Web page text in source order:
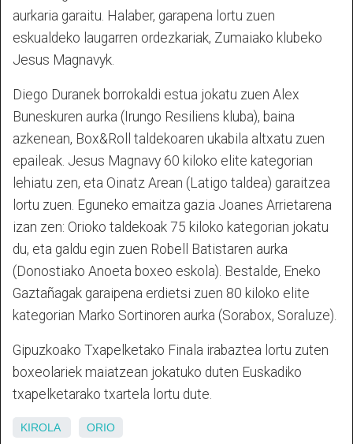
aurkaria garaitu. Halaber, garapena lortu zuen
eskualdeko laugarren ordezkariak, Zumaiako klubeko
Jesus Magnavyk.
Diego Duranek borrokaldi estua jokatu zuen Alex
Buneskuren aurka (Irungo Resiliens kluba), baina
azkenean, Box&Roll taldekoaren ukabila altxatu zuen
epaileak. Jesus Magnavy 60 kiloko elite kategorian
lehiatu zen, eta Oinatz Arean (Latigo taldea) garaitzea
lortu zuen. Eguneko emaitza gazia Joanes Arrietarena
izan zen: Orioko taldekoak 75 kiloko kategorian jokatu
du, eta galdu egin zuen Robell Batistaren aurka
(Donostiako Anoeta boxeo eskola). Bestalde, Eneko
Gaztañagak garaipena erdietsi zuen 80 kiloko elite
kategorian Marko Sortinoren aurka (Sorabox, Soraluze).
Gipuzkoako Txapelketako Finala irabaztea lortu zuten
boxeolariek maiatzean jokatuko duten Euskadiko
txapelketarako txartela lortu dute.
KIROLA ORIO